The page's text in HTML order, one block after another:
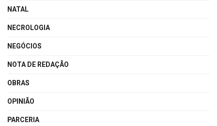
NATAL
NECROLOGIA
NEGÓCIOS
NOTA DE REDAÇÃO
OBRAS
OPINIÃO
PARCERIA